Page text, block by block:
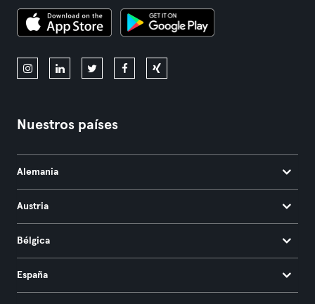
Nuestros países
Alemania
Austria
Bélgica
España